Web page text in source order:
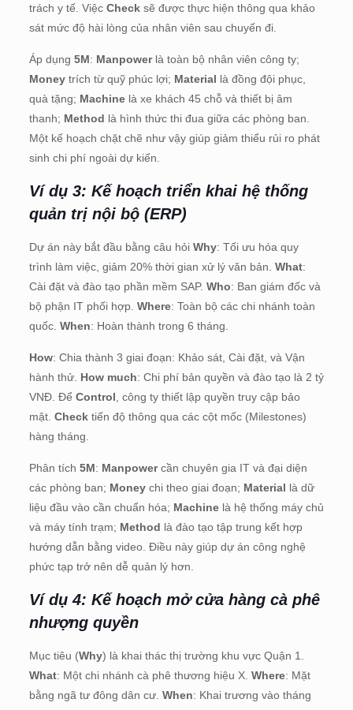
trách y tế. Việc Checksẽ được thực hiện thông qua khảo
sát mức độ hài lòng của nhân viên sau chuyến đi.
Áp dụng 5M: Manpowerlà toàn bộ nhân viên công ty;
Moneytrích từ quỹ phúc lợi; Material là đồng đội phục,
quà tặng; Machinelà xe khách 45 chỗ và thiết bị âm
thanh; Method là hình thức thi đua giữa các phòng ban.
Một kế hoạch chặt chẽ như vậy giúp giảm thiểu rủi ro phát
sinh chi phí ngoài dự kiến.
Ví dụ 3: Kế hoạch triển khai hệ thống
quản trị nội bộ (ERP)
Dự án này bắt đầu bằng câu hỏi Why: Tối ưu hóa quy
trình làm việc, giảm 20% thời gian xử lý văn bản. What:
Cài đặt và đào tạo phần mềm SAP. Who: Ban giám đốc và
bộ phận IT phối hợp. Where: Toàn bộ các chi nhánh toàn
quốc. When: Hoàn thành trong 6 tháng.
How: Chia thành 3 giai đoạn: Khảo sát, Cài đặt, và Vận
hành thử. How much: Chi phí bản quyền và đào tạo là 2 tỷ
VNĐ. Để Control , công ty thiết lập quyền truy cập bảo
mật. Checktiến độ thông qua các cột mốc (Milestones)
hàng tháng.
Phân tích 5M: Manpowercần chuyên gia IT và đại diện
các phòng ban; Moneychi theo giai đoạn; Material là dữ
liệu đầu vào cần chuẩn hóa; Machinelà hệ thống máy chủ
và máy tính trạm; Method là đào tạo tập trung kết hợp
hướng dẫn bằng video. Điều này giúp dự án công nghệ
phức tạp trở nên dễ quản lý hơn.
Ví dụ 4: Kế hoạch mở cửa hàng cà phê
nhượng quyền
Mục tiêu (Why) là khai thác thị trường khu vực Quận 1.
What: Một chi nhánh cà phê thương hiệu X. Where: Mặt
bằng ngã tư đông dân cư. When: Khai trương vào tháng